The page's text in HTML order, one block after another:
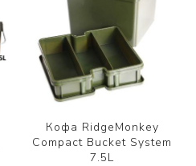
Кофа RidgeMonkey
Compact Bucket System
7.5L